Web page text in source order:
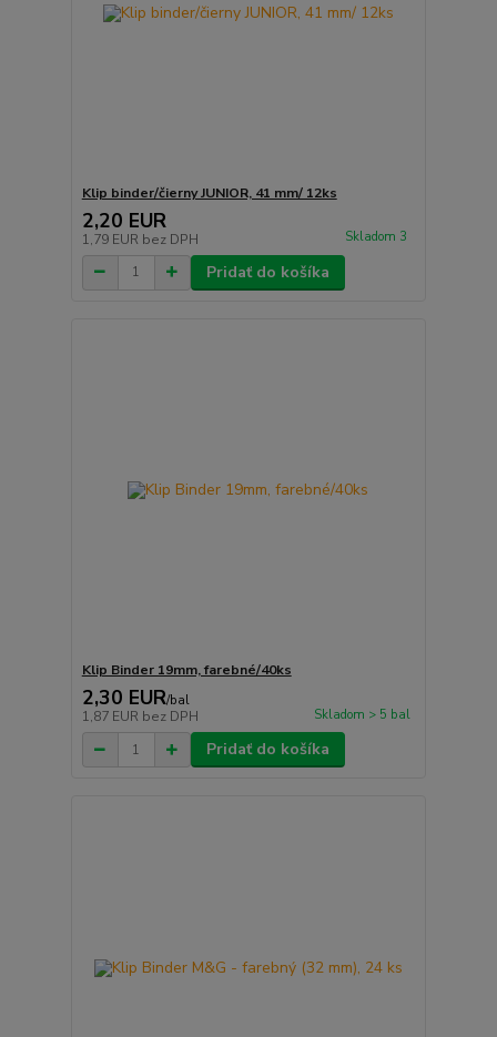
Klip binder/čierny JUNIOR, 41 mm/ 12ks
2,20 EUR
1,79 EUR bez DPH Skladom 3
Pridať do košíka
Klip Binder 19mm, farebné/40ks
2,30 EUR/bal
1,87 EUR bez DPH Skladom > 5 bal
Pridať do košíka